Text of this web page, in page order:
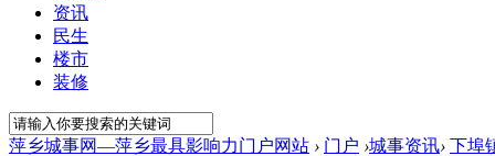
资讯
民生
楼市
装修
萍乡城事网—萍乡最具影响力门户网站 › 门户 ›城事资讯› 下埠